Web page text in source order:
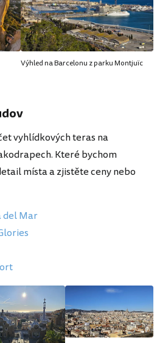
Výhled na Barcelonu z parku Montjuïc
vyhlídkových teras na
Které bychom
místa a zjistěte ceny nebo
del Mar